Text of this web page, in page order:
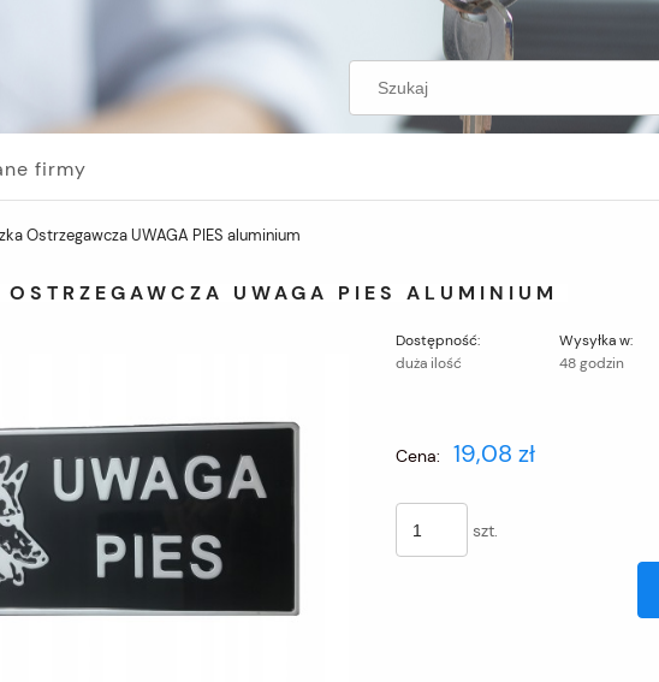
firmy
Ostrzegawcza UWAGA PIES aluminium
UWAGA PIES ALUMINIUM
Dostępność:
duża ilość
Wysyłka w:
48 godzin
Cena: 19,08 zł
szt.